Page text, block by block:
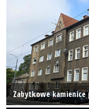
Zabytkowe kamienice